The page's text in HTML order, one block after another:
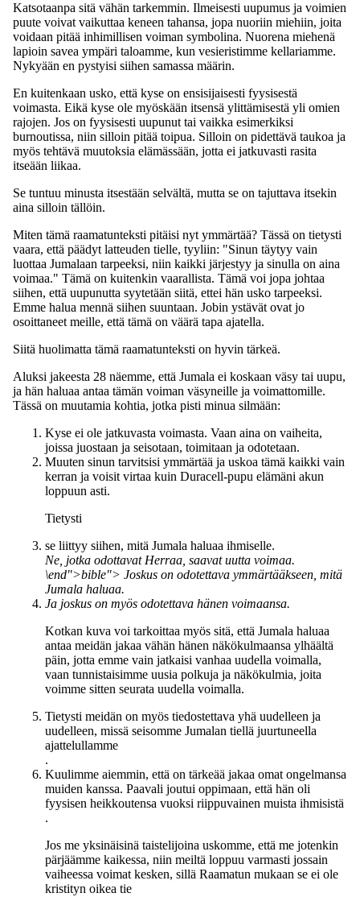
Katsotaanpa sitä vähän tarkemmin. Ilmeisesti uupumus ja voimien
puute voivat vaikuttaa keneen tahansa, jopa nuoriin miehiin, joita
voidaan pitää inhimillisen voiman symbolina. Nuorena miehenä
lapioin savea ympäri taloamme, kun vesieristimme kellariamme.
Nykyään en pystyisi siihen samassa määrin.
En kuitenkaan usko, että kyse on ensisijaisesti fyysisestä
voimasta. Eikä kyse ole myöskään itsensä ylittämisestä yli omien
rajojen. Jos on fyysisesti uupunut tai vaikka esimerkiksi
burnoutissa, niin silloin pitää toipua. Silloin on pidettävä taukoa ja
myös tehtävä muutoksia elämässään, jotta ei jatkuvasti rasita
itseään liikaa.
Se tuntuu minusta itsestään selvältä, mutta se on tajuttava itsekin
aina silloin tällöin.
Miten tämä raamatunteksti pitäisi nyt ymmärtää? Tässä on tietysti
vaara, että päädyt latteuden tielle, tyyliin: "Sinun täytyy vain
luottaa Jumalaan tarpeeksi, niin kaikki järjestyy ja sinulla on aina
voimaa." Tämä on kuitenkin vaarallista. Tämä voi jopa johtaa
siihen, että uupunutta syytetään siitä, ettei hän usko tarpeeksi.
Emme halua mennä siihen suuntaan. Jobin ystävät ovat jo
osoittaneet meille, että tämä on väärä tapa ajatella.
Siitä huolimatta tämä raamatunteksti on hyvin tärkeä.
Aluksi jakeesta 28 näemme, että Jumala ei koskaan väsy tai uupu,
ja hän haluaa antaa tämän voiman väsyneille ja voimattomille.
Tässä on muutamia kohtia, jotka pisti minua silmään:
Kyse ei ole jatkuvasta voimasta. Vaan aina on vaiheita,
joissa juostaan ja seisotaan, toimitaan ja odotetaan.
Muuten sinun tarvitsisi ymmärtää ja uskoa tämä kaikki vain
kerran ja voisit virtaa kuin Duracell-pupu elämäni akun
loppuun asti.
Tietysti
se liittyy siihen, mitä Jumala haluaa ihmiselle.
Ne, jotka odottavat Herraa, saavat uutta voimaa.
\end">bible"> Joskus on odotettava ymmärtääkseen, mitä
Jumala haluaa.
Ja joskus on myös odotettava hänen voimaansa.
Kotkan kuva voi tarkoittaa myös sitä, että Jumala haluaa
antaa meidän jakaa vähän hänen näkökulmaansa ylhäältä
päin, jotta emme vain jatkaisi vanhaa uudella voimalla,
vaan tunnistaisimme uusia polkuja ja näkökulmia, joita
voimme sitten seurata uudella voimalla.
Tietysti meidän on myös tiedostettava yhä uudelleen ja
uudelleen, missä seisomme Jumalan tiellä juurtuneella
ajattelullamme
.
Kuulimme aiemmin, että on tärkeää jakaa omat ongelmansa
muiden kanssa. Paavali joutui oppimaan, että hän oli
fyysisen heikkoutensa vuoksi riippuvainen muista ihmisistä
.
Jos me yksinäisinä taistelijoina uskomme, että me jotenkin
pärjäämme kaikessa, niin meiltä loppuu varmasti jossain
vaiheessa voimat kesken, sillä Raamatun mukaan se ei ole
kristityn oikea tie